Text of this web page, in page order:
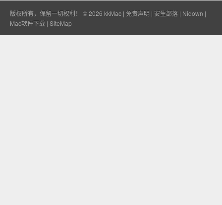
版权所有，保留一切权利！ © 2026 kkMac | 免责声明 | 安生部落 | Nidown |
Mac软件下载 | SiteMap